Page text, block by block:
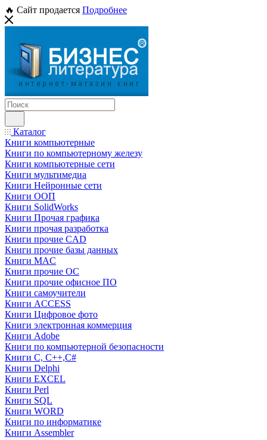
🔥 Сайт продается Подробнее
Каталог
Книги компьютерные
Книги по компьютерному железу
Книги компьютерные сети
Книги мультимедиа
Книги Нейронные сети
Книги ООП
Книги SolidWorks
Книги Прочая графика
Книги прочая разработка
Книги прочие CAD
Книги прочие базы данных
Книги MAC
Книги прочие ОС
Книги прочие офисное ПО
Книги самоучители
Книги ACCESS
Книги Цифровое фото
Книги электронная коммерция
Книги Adobe
Книги по компьютерной безопасности
Книги C, C++,С#
Книги Delphi
Книги EXCEL
Книги Perl
Книги SQL
Книги WORD
Книги по информатике
Книги Assembler